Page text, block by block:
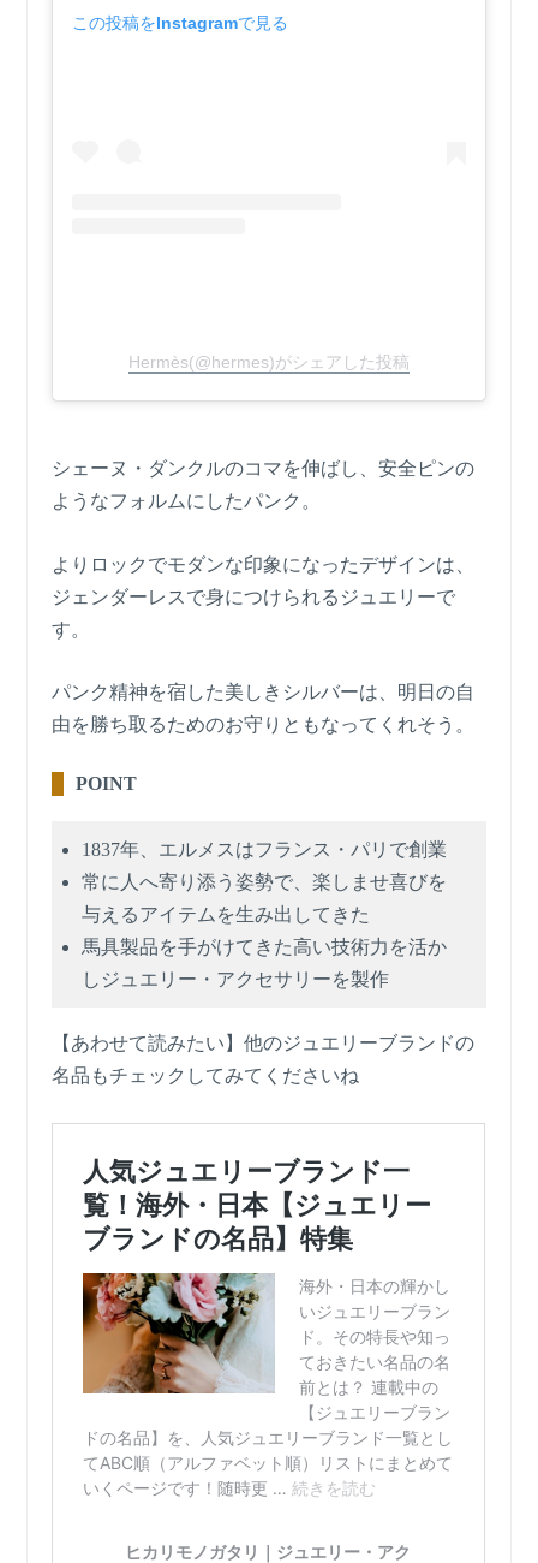
この投稿をInstagramで見る
Hermès(@hermes)がシェアした投稿
シェーヌ・ダンクルのコマを伸ばし、安全ピンの
ようなフォルムにしたパンク。
よりロックでモダンな印象になったデザインは、
ジェンダーレスで身につけられるジュエリーで
す。
パンク精神を宿した美しきシルバーは、明日の自
由を勝ち取るためのお守りともなってくれそう。
POINT
1837年、エルメスはフランス・パリで創業
常に人へ寄り添う姿勢で、楽しませ喜びを
与えるアイテムを生み出してきた
馬具製品を手がけてきた高い技術力を活か
しジュエリー・アクセサリーを製作
【あわせて読みたい】他のジュエリーブランドの
名品もチェックしてみてくださいね